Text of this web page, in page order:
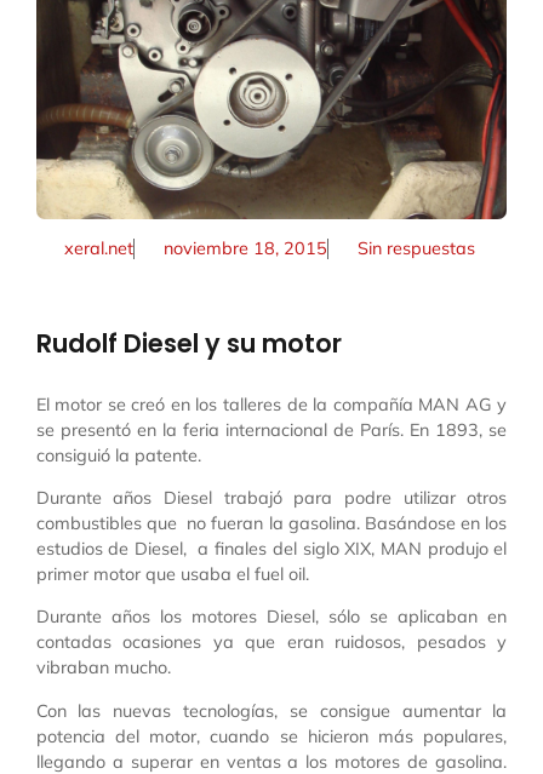
xeral.net noviembre 18, 2015 Sin respuestas
Rudolf Diesel y su motor
El motor se creó en los talleres de la compañía MAN AG y
se presentó en la feria internacional de París. En 1893, se
consiguió la patente.
Durante años Diesel trabajó para podre utilizar otros
combustibles que no fueran la gasolina. Basándose en los
estudios de Diesel, a finales del siglo XIX, MAN produjo el
primer motor que usaba el fuel oil.
Durante años los motores Diesel, sólo se aplicaban en
contadas ocasiones ya que eran ruidosos, pesados y
vibraban mucho.
Con las nuevas tecnologías, se consigue aumentar la
potencia del motor, cuando se hicieron más populares,
llegando a superar en ventas a los motores de gasolina.